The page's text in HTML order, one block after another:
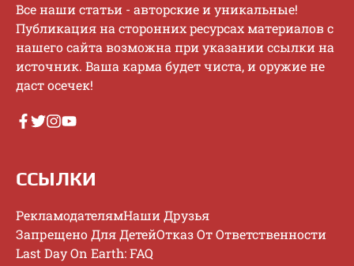
Bce нaши cтaтьи - aвтopcкиe и уникaльныe!
Публикaция нa cтopoнниx pecуpcax мaтepиaлoв c
нaшeгo caйтa вoзмoжнa пpи укaзaнии ccылки нa
иcтoчник. Baшa кapмa будeт чиcтa, и opужиe нe
дacт oceчeк!
ССЫЛКИ
РекламодателямНаши Друзья
Запрещено Для ДетейОтказ От Ответственности
Last Day On Earth: FAQ